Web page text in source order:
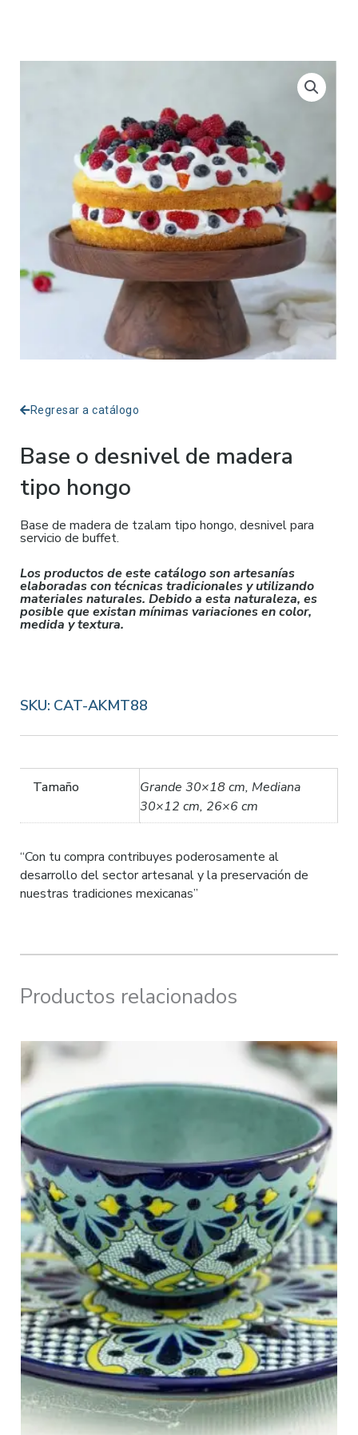
Regresar a catálogo
Base o desnivel de madera
tipo hongo
Base de madera de tzalam tipo hongo, desnivel para
servicio de buffet.
Los productos de este catálogo son artesanías
elaboradas con técnicas tradicionales y utilizando
materiales naturales. Debido a esta naturaleza, es
posible que existan mínimas variaciones en color,
medida y textura.
SKU: CAT-AKMT88
Tamaño
Grande 30×18 cm, Mediana
30×12 cm, 26×6 cm
“Con tu compra contribuyes poderosamente al
desarrollo del sector artesanal y la preservación de
nuestras tradiciones mexicanas”
Productos relacionados